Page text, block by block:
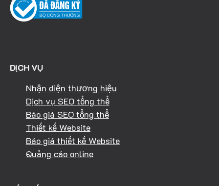
DỊCH VỤ
Nhận diện thương hiệu
Dịch vụ SEO tổng thể
Báo giá SEO tổng thể
Thiết kế Website
Báo giá thiết kế Website
Quảng cáo online